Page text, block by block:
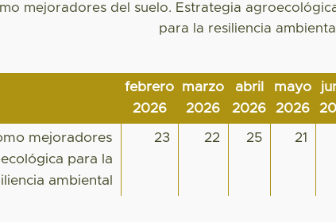
mejoradores del suelo. Estrategia
para la resiliencia ambiental
febrero
2026
marzo
2026
abril
2026
mayo
2026
mejoradores
para la
ambiental
23 22 25 21